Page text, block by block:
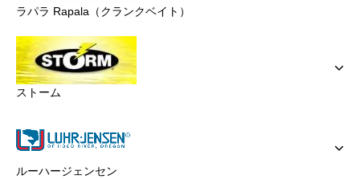
ラパラ Rapala（クランクベイト）
ストーム
ルーハージェンセン